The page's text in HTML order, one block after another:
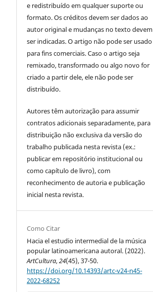
e redistribuído em qualquer suporte ou
formato. Os créditos devem ser dados ao
autor original e mudanças no texto devem
ser indicadas. O artigo não pode ser usado
para fins comerciais. Caso o artigo seja
remixado, transformado ou algo novo for
criado a partir dele, ele não pode ser
distribuído.
Autores têm autorização para assumir
contratos adicionais separadamente, para
distribuição não exclusiva da versão do
trabalho publicada nesta revista (ex.:
publicar em repositório institucional ou
como capítulo de livro), com
reconhecimento de autoria e publicação
inicial nesta revista.
Como Citar
Hacia el estudio intermedial de la música
popular latinoamericana autoral. (2022).
ArtCultura,24(45), 37-50.
https://doi.org/10.14393/artc-v24-n45-
2022-68252